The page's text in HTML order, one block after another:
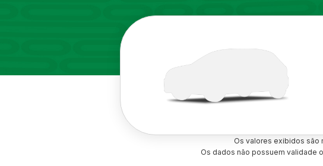
Os valores exibidos são
Os dados não possuem validade